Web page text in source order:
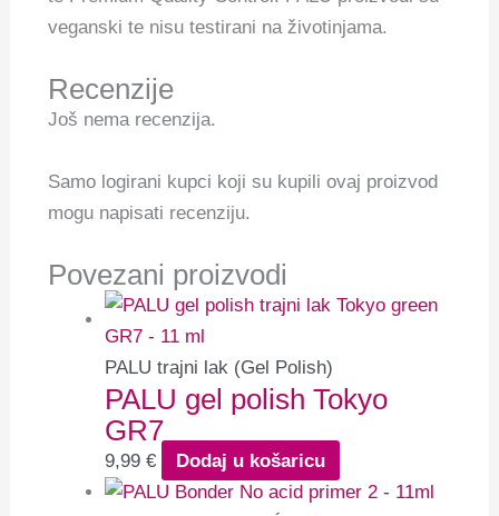
veganski te nisu testirani na životinjama.
Recenzije
Još nema recenzija.
Samo logirani kupci koji su kupili ovaj proizvod
mogu napisati recenziju.
Povezani proizvodi
PALU trajni lak (Gel Polish)
PALU gel polish Tokyo
GR7
9,99€ Dodaj u košaricu